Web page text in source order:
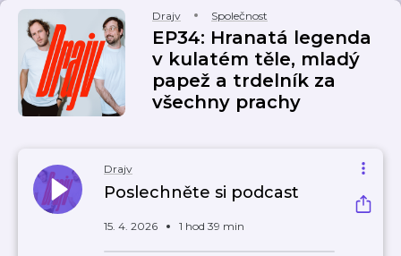
Drajv Společnost
EP34: Hranatá legenda
v kulatém těle, mladý
papež a trdelník za
všechny prachy
Drajv
Poslechněte si podcast
15. 4. 2026 1 hod 39 min